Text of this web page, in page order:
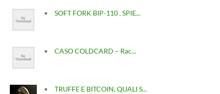
SOFT FORK BIP-110 . SPIE...
CASO COLDCARD – Rac...
TRUFFE E BITCOIN, QUALI S...